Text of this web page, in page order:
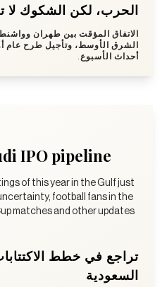
الحرب، لكن الشكوك لا
الاتفاق المؤقت بين طهران
الشرق الأوسط، وتأجيل طرح عام
أحداث الأسبوع.
IPO pipeline
of this year in the Gulf just
football fans in the
matches and other updates
تراجع في خطط
السعودية